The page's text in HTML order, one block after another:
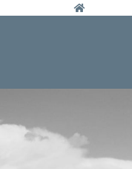
Pasar al contenido principal